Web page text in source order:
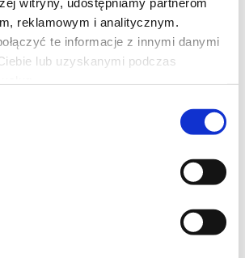
reklamowym i analitycznym.
te informacje z innymi danymi
lub uzyskanymi podczas